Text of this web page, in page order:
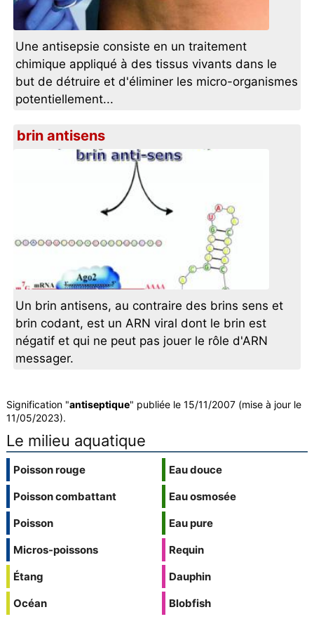
Une antisepsie consiste en un traitement
chimique appliqué à des tissus vivants dans le
but de détruire et d'éliminer les micro-organismes
potentiellement...
brin antisens
Un brin antisens, au contraire des brins sens et
brin codant, est un ARN viral dont le brin est
négatif et qui ne peut pas jouer le rôle d'ARN
messager.
Signification "antiseptique" publiée le 15/11/2007 (mise à jour le
11/05/2023).
Le milieu aquatique
Poisson rouge
Poisson combattant
Poisson
Micros-poissons
Étang
Océan
Eau douce
Eau osmosée
Eau pure
Requin
Dauphin
Blobfish